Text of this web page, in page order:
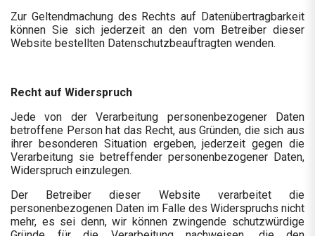
Zur Geltendmachung des Rechts auf Datenübertragbarkeit
können Sie sich jederzeit an den vom Betreiber dieser
Website bestellten Datenschutzbeauftragten wenden.
Recht auf Widerspruch
Jede von der Verarbeitung personenbezogener Daten
betroffene Person hat das Recht, aus Gründen, die sich aus
ihrer besonderen Situation ergeben, jederzeit gegen die
Verarbeitung sie betreffender personenbezogener Daten,
Widerspruch einzulegen.
Der Betreiber dieser Website verarbeitet die
personenbezogenen Daten im Falle des Widerspruchs nicht
mehr, es sei denn, wir können zwingende schutzwürdige